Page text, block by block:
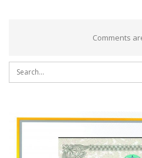
Comments